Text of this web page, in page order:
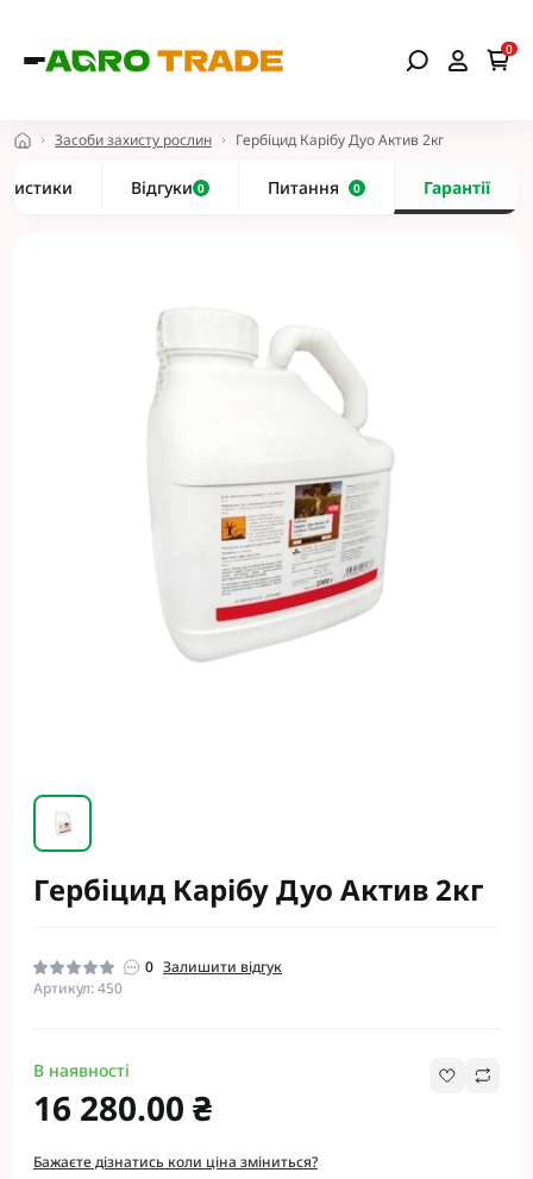
0
Засоби захисту рослин Гербіцид Карібу Дуо Актив 2кг
Відгуки 0 Питання 0 Гарантії
Гербіцид Карібу Дуо Актив 2кг
0 Залишити відгук
Артикул: 450
В наявності
16 280.00 ₴
Бажаєте дізнатись коли ціна зміниться?